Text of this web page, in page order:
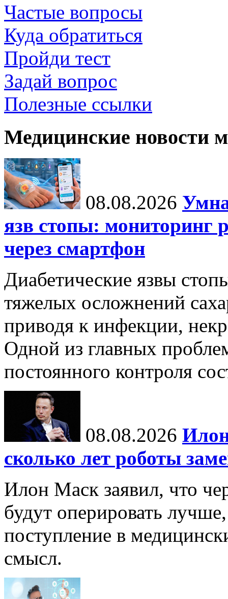
Частые вопросы
Куда обратиться
Пройди тест
Задай вопрос
Полезные ссылки
Медицинские новости
08.08.2026
язв стопы: мониторинг
через смартфон
Диабетические язвы
тяжелых осложнений
приводя к инфекции,
Одной из главных
постоянного контроля
08.08.2026
сколько лет роботы
Илон Маск заявил, что
будут оперировать
поступление в
смысл.